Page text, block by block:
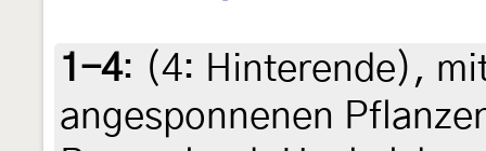
1-4: (4: Hinterende),
angesponnenen